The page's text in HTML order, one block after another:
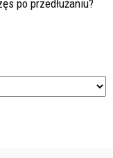
po przedłużaniu?